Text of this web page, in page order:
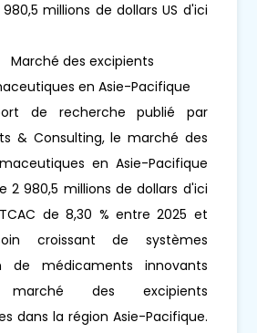
millions de dollars US d'ici
de recherche publié par
& Consulting, le marché des
en Asie-Pacifique
2 980,5 millions de dollars d'ici
de 8,30 % entre 2025 et
croissant de systèmes
de médicaments innovants
des excipients
dans la région Asie-Pacifique.